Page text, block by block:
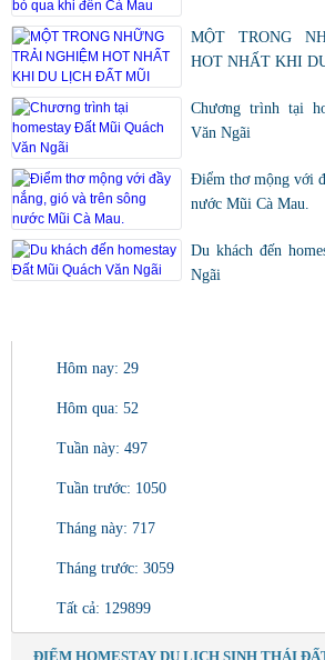
MỘT TRONG
HOT NHẤT KHI
Chương trình tại
Văn Ngãi
Điểm thơ mộng với
nước Mũi Cà Mau.
Du khách đến
Ngãi
Hôm nay: 29
Hôm qua: 52
Tuần này: 497
Tuần trước: 1050
Tháng này: 717
Tháng trước: 3059
Tất cả: 129899
ĐIỂM HOMESTAY DU LỊCH SINH THÁI